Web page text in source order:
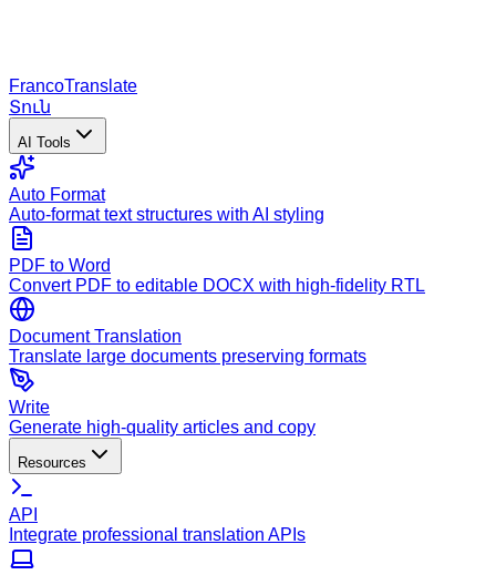
FrancoTranslate
Տուն
AI Tools
Auto Format
Auto-format text structures with AI styling
PDF to Word
Convert PDF to editable DOCX with high-fidelity RTL
Document Translation
Translate large documents preserving formats
Write
Generate high-quality articles and copy
Resources
API
Integrate professional translation APIs